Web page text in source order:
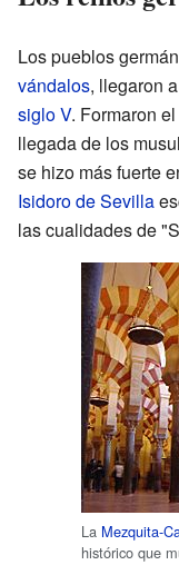
Los pueblos
vándalos, llegaron
siglo V. Formaron el
llegada de los
se hizo más fuerte
Isidoro de Sevilla
las cualidades de
La Mezquita-
histórico que